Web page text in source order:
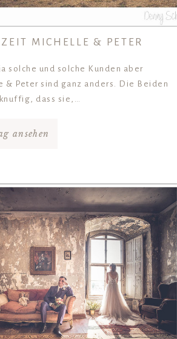
MICHELLE & PETER
solche und solche Kunden aber
& Peter sind ganz anders. Die Beiden
dass sie,…
ansehen